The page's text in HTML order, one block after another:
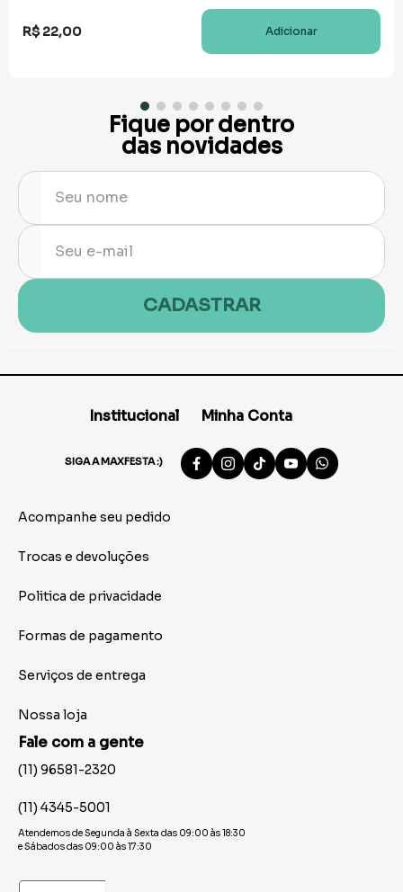
R$ 22,00 Adicionar
Fique por dentro
das novidades
CADASTRAR
Institucional Minha Conta
SIGA A MAXFESTA :)
Acompanhe seu pedido
Trocas e devoluções
Politica de privacidade
Formas de pagamento
Serviços de entrega
Nossa loja
Fale com a gente
(11) 96581-2320
(11) 4345-5001
Atendemos de Segunda à Sexta das 09:00 às 18:30
e Sábados das 09:00 às 17:30